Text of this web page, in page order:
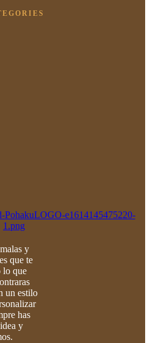
y
que te
lo que
un estilo
has
y